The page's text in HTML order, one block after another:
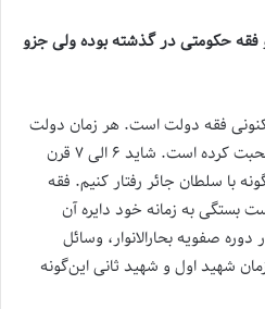
فقه حکومتی در گذشته بوده ولی جزو
فقه دولت است. هر زمان دولت
داشتیم فقیه درباره فقه دولت صحبت کرده است. شاید ۶ الی ۷ قرن
با سلطان جائر رفتار کنیم. فقه
بستگی به زمانه خود دایره آن
صفویه بحارالانوار، وسائل
شهید اول و شهید ثانی این‌گونه